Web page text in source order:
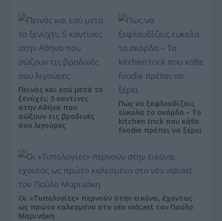
Πεινάς και εσύ μετά το
ξενύχτι; 5 καντίνες
στην Αθήνα που
σώζουν τις βραδινές
σου λιγούρες
Πώς να ξεφλουδίζεις
εύκολα το σκόρδο – Το
kitchen trick που κάθε
foodie πρέπει να ξέρει
Οι «Τυπολογίες» περνούν στην εικόνα, έχοντας
ως πρώτο καλεσμένο στο νέο vidcast τον Παύλο
Μαρινάκη